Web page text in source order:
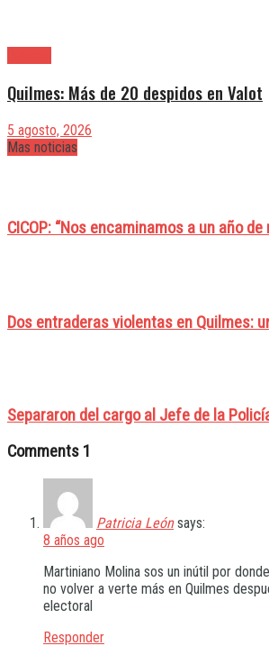
Quilmes: Más de 20 despidos en Valot
5 agosto, 2026
Mas noticias
CICOP: “Nos encaminamos a un año
Dos entraderas violentas en Quilmes:
Separaron del cargo al Jefe de la
Comments 1
Patricia León says:
8 años ago
Martiniano Molina sos un inútil por
no volver a verte más en Quilmes
electoral
Responder